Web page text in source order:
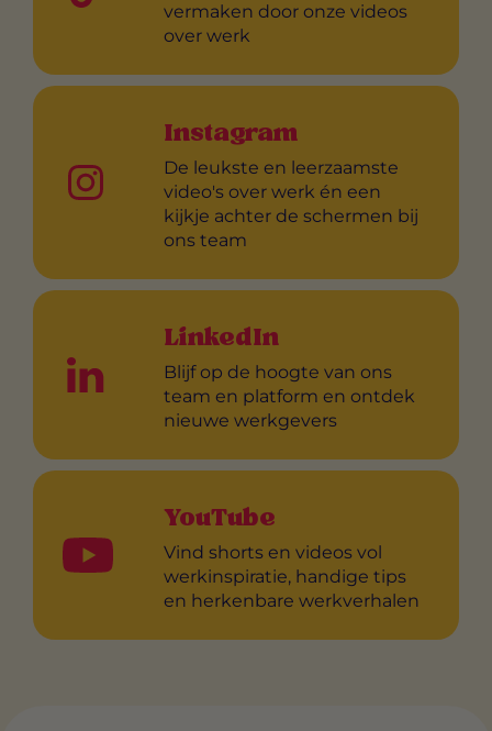
vermaken door onze videos
over werk
Instagram
De leukste en leerzaamste
video's over werk én een
kijkje achter de schermen bij
ons team
LinkedIn
Blijf op de hoogte van ons
team en platform en ontdek
nieuwe werkgevers
YouTube
Vind shorts en videos vol
werkinspiratie, handige tips
en herkenbare werkverhalen